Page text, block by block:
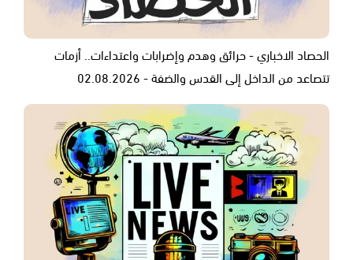
الحصاد الاخباري - حرائق وهدم وإضرابات واعتداءات.. أزمات
تتصاعد من الداخل إلى القدس والضفة - 02.08.2026